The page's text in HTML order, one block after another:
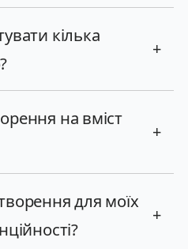
кілька
+
на вміст
+
для моїх
+